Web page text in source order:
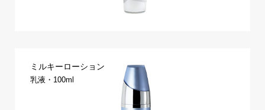
乳液・100ml
ミルキーローション